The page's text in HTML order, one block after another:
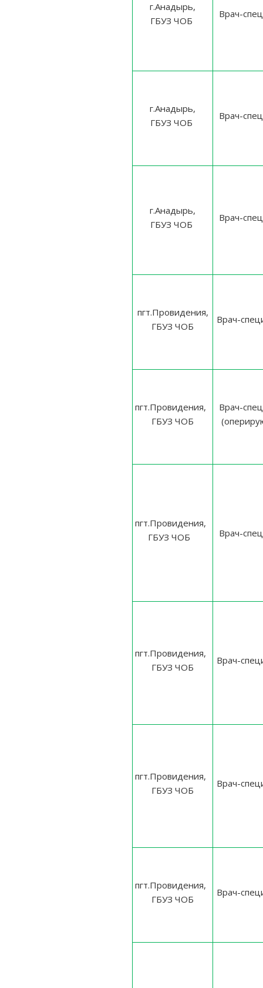
г.Анадырь,
ГБУЗ ЧОБ
Врач-
г.Анадырь,
ГБУЗ ЧОБ
Врач-
г.Анадырь,
ГБУЗ ЧОБ
Врач-
пгт.Провидения,
ГБУЗ ЧОБ
Врач-
пгт.Провидения,
ГБУЗ ЧОБ
Врач-
пгт.Провидения,
ГБУЗ ЧОБ
Врач-
пгт.Провидения,
ГБУЗ ЧОБ
Врач-
пгт.Провидения,
ГБУЗ ЧОБ
Врач-
пгт.Провидения,
ГБУЗ ЧОБ
Врач-